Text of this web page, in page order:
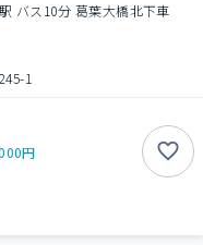
バス10分 葛葉大橋北下車
1
円